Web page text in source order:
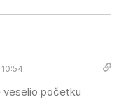
veselio početku